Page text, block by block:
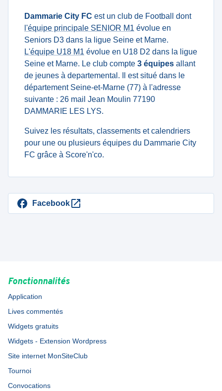
Dammarie City FC est un club de Football dont
l'équipe principale SENIOR M1 évolue en
Seniors D3 dans la ligue Seine et Marne.
L'équipe U18 M1 évolue en U18 D2 dans la ligue
Seine et Marne. Le club compte 3 équipes allant
de jeunes à departemental. Il est situé dans le
département Seine-et-Marne (77) à l'adresse
suivante : 26 mail Jean Moulin 77190
DAMMARIE LES LYS.
Suivez les résultats, classements et calendriers
pour une ou plusieurs équipes du Dammarie City
FC grâce à Score'n'co.
Facebook
Fonctionnalités
Application
Lives commentés
Widgets gratuits
Widgets - Extension Wordpress
Site internet MonSiteClub
Tournoi
Convocations